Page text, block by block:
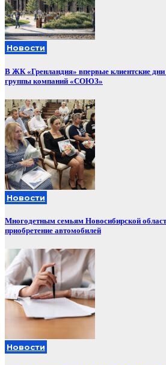
Новости
В ЖК «Гренландия» впервые клиентские
группы компаний «СОЮЗ»
Новости
Многодетным семьям Новосибирской
приобретение автомобилей
Новости